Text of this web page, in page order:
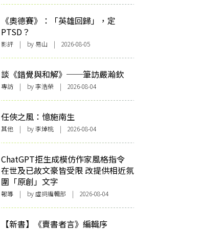
《奧德賽》：「英雄回歸」，定
PTSD？
影評 | by 易山 | 2026-08-05
談《錯覺與和解》──筆訪嚴瀚欽
專訪 | by 李浩榮 | 2026-08-04
任俠之風：憶施南生
其他 | by 李焯桃 | 2026-08-04
ChatGPT拒生成模仿作家風格指令
在世及已故文豪皆受限 改提供相近氛
圍「原創」文字
報導 | by 虛詞編輯部 | 2026-08-04
【新書】《賣書者言》編輯序